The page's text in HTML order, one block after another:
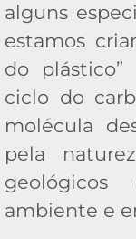
alguns
estamos
do
ciclo do
molécula
pela
ambiente e